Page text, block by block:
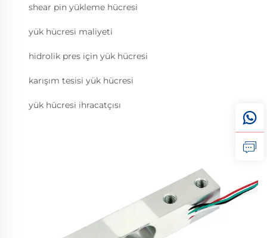
shear pin yükleme hücresi
yük hücresi maliyeti
hidrolik pres için yük hücresi
karışım tesisi yük hücresi
yük hücresi ihracatçısı